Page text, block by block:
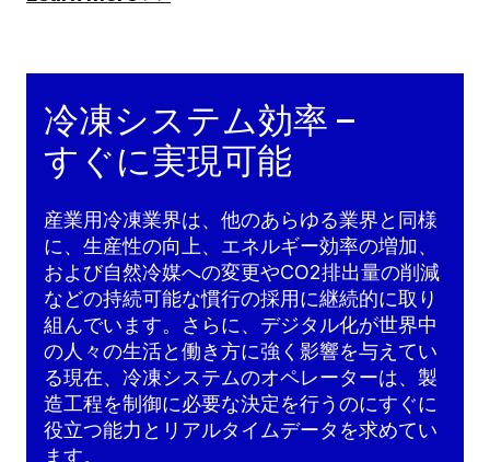
冷凍システム効率 –
すぐに実現可能
産業用冷凍業界は、他のあらゆる業界と同様
に、生産性の向上、エネルギー効率の増加、
および自然冷媒への変更やCO2排出量の削減
などの持続可能な慣行の採用に継続的に取り
組んでいます。さらに、デジタル化が世界中
の人々の生活と働き方に強く影響を与えてい
る現在、冷凍システムのオペレーターは、製
造工程を制御に必要な決定を行うのにすぐに
役立つ能力とリアルタイムデータを求めてい
ます。